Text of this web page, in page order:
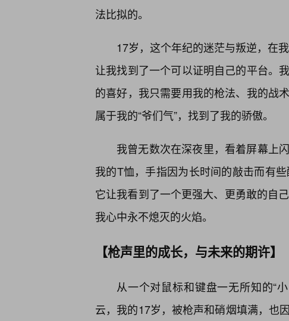
法比拟的。
17岁，这个年纪的迷茫与叛逆，在
让我找到了一个可以证明自己的平台。
的喜好，我只需要用我的枪法、我的战
属于我的“爷们气”，找到了我的骄傲。
我曾无数次在深夜里，看着屏幕上
我的T恤，手指因为长时间的敲击而有
它让我看到了一个更强大、更勇敢的自
我心中永不熄灭的火焰。
【枪声里的成长，与未来的期许】
从一个对鼠标和键盘一无所知的“
云，我的17岁，被枪声和硝烟填满，也